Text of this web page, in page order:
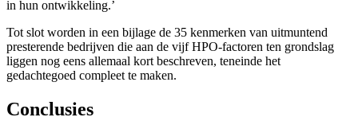
in hun ontwikkeling.’
Tot slot worden in een bijlage de 35 kenmerken van uitmuntend
presterende bedrijven die aan de vijf HPO-factoren ten grondslag
liggen nog eens allemaal kort beschreven, teneinde het
gedachtegoed compleet te maken.
Conclusies